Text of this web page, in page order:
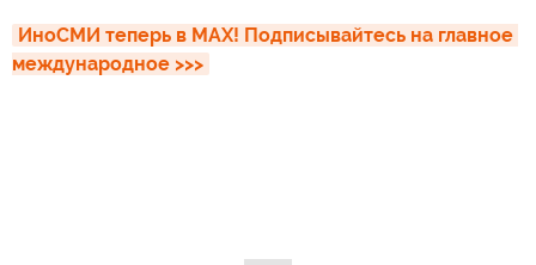
ИноСМИ теперь в MAX! Подписывайтесь на главное
международное >>>